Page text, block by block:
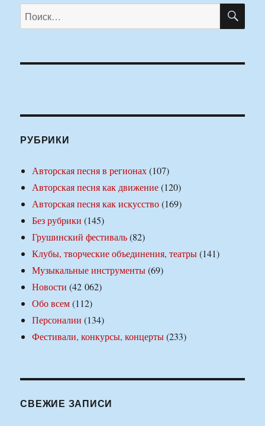
Искать:
РУБРИКИ
Авторская песня в регионах(107)
Авторская песня как движение(120)
Авторская песня как искусство(169)
Без рубрики (145)
Грушинский фестиваль(82)
Клубы, творческие объединения, театры(141)
Музыкальные инструменты(69)
Новости (42 062)
Обо всем(112)
Персоналии (134)
Фестивали, конкурсы, концерты(233)
СВЕЖИЕ ЗАПИСИ